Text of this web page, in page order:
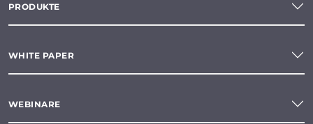
PRODUKTE
WHITE PAPER
WEBINARE